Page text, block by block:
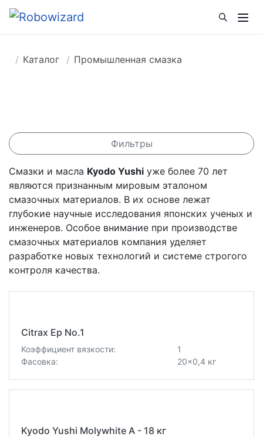
Каталог Промышленная смазка
Фильтры
Смазки и масла Kyodo Yushi уже более 70 лет
являются признанным мировым эталоном
смазочных материалов. В их основе лежат
глубокие научные исследования японских ученых и
инженеров. Особое внимание при производстве
смазочных материалов компания уделяет
разработке новых технологий и системе строгого
контроля качества.
Citrax Ep No.1
Коэффициент вязкости:
1
Фасовка:
20x0,4 кг
Kyodo Yushi Molywhite A - 18 кг